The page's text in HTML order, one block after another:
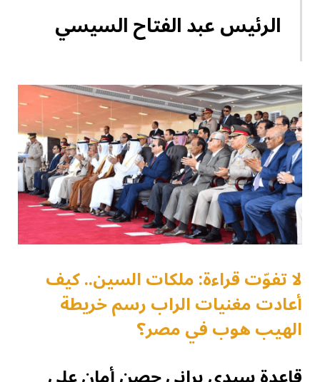
الرئيس عبد الفتاح السيسي
لا تفوّت قراءة: ملكات السين.. كيف
أعادت مغنيات الراب رسم خريطة
الهيب هوب في مصر؟